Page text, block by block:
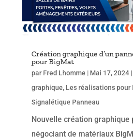
Création graphique d’un
pour BigMat
par Fred Lhomme | Mai 17, 2024|
graphique, Les réalisations pour
Signalétique Panneau
Nouvelle création graphique
négociant de matériaux